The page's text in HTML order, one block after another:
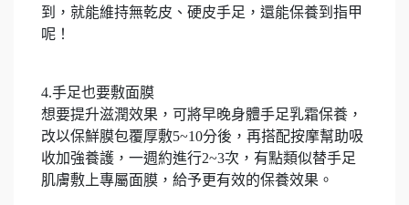
到，就能維持無乾皮、硬皮手足，還能保養到指甲
呢！
4.手足也要敷面膜
想要提升滋潤效果，可將早晚身體手足乳霜保養，
改以保鮮膜包覆厚敷5~10分後，再搭配按摩幫助吸
收加強養護，一週約進行2~3次，有點類似替手足
肌膚敷上專屬面膜，給予更有效的保養效果。